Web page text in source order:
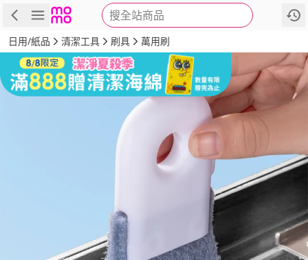
搜全站商品
商品 評價 詳情
日用/紙品 清潔工具 刷具 萬用刷